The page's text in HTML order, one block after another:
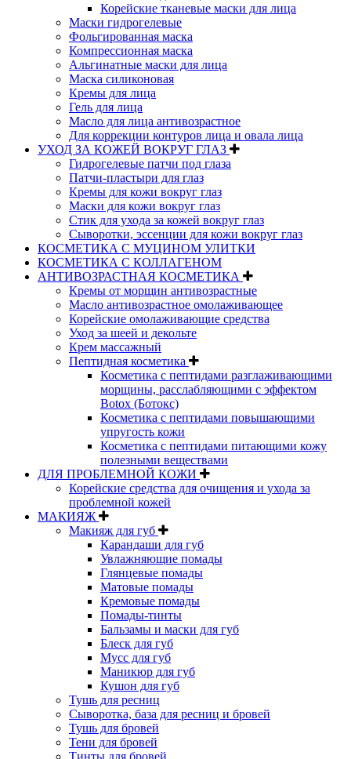
Корейские тканевые маски для лица
Маски гидрогелевые
Фольгированная маска
Компрессионная маска
Альгинатные маски для лица
Маска силиконовая
Кремы для лица
Гель для лица
Масло для лица антивозрастное
Для коррекции контуров лица и овала лица
УХОД ЗА КОЖЕЙ ВОКРУГ ГЛАЗ
Гидрогелевые патчи под глаза
Патчи-пластыри для глаз
Кремы для кожи вокруг глаз
Маски для кожи вокруг глаз
Стик для ухода за кожей вокруг глаз
Сыворотки, эссенции для кожи вокруг глаз
КОСМЕТИКА С МУЦИНОМ УЛИТКИ
КОСМЕТИКА С КОЛЛАГЕНОМ
АНТИВОЗРАСТНАЯ КОСМЕТИКА
Кремы от морщин антивозрастные
Масло антивозрастное омолаживающее
Корейские омолаживающие средства
Уход за шеей и декольте
Крем массажный
Пептидная косметика
Косметика с пептидами разглаживающими
морщины, расслабляющими с эффектом
Botox (Ботокс)
Косметика с пептидами повышающими
упругость кожи
Косметика с пептидами питающими кожу
полезными веществами
ДЛЯ ПРОБЛЕМНОЙ КОЖИ
Корейские средства для очищения и ухода за
проблемной кожей
МАКИЯЖ
Макияж для губ
Карандаши для губ
Увлажняющие помады
Глянцевые помады
Матовые помады
Кремовые помады
Помады-тинты
Бальзамы и маски для губ
Блеск для губ
Мусс для губ
Маникюр для губ
Кушон для губ
Тушь для ресниц
Сыворотка, база для ресниц и бровей
Тушь для бровей
Тени для бровей
Тинты для бровей